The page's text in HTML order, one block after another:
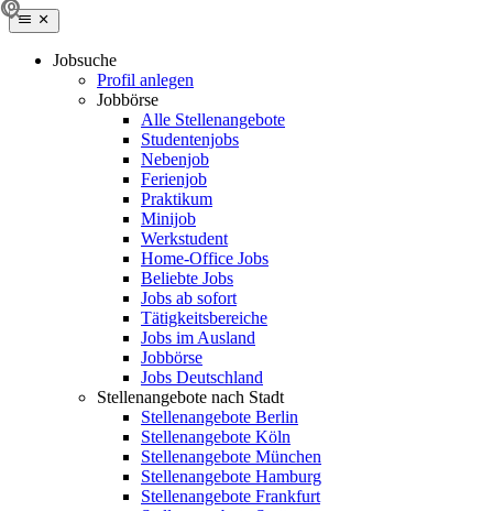
Jobsuche
Profil anlegen
Jobbörse
Alle Stellenangebote
Studentenjobs
Nebenjob
Ferienjob
Praktikum
Minijob
Werkstudent
Home-Office Jobs
Beliebte Jobs
Jobs ab sofort
Tätigkeitsbereiche
Jobs im Ausland
Jobbörse
Jobs Deutschland
Stellenangebote nach Stadt
Stellenangebote Berlin
Stellenangebote Köln
Stellenangebote München
Stellenangebote Hamburg
Stellenangebote Frankfurt